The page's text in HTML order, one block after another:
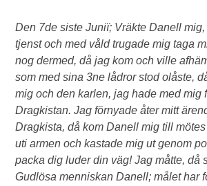
Den 7de siste Juniï; Vräkte Danell
tjenst och med våld trugade mig taga
nog dermed, då jag kom och ville
som med sina 3ne lådror stod olåste,
mig och den karlen, jag hade med mig
Dragkistan. Jag förnyade åter mitt
Dragkista, då kom Danell mig till
uti armen och kastade mig ut genom
packa dig luder din väg! Jag måtte, då
Gudlösa menniskan Danell; målet har